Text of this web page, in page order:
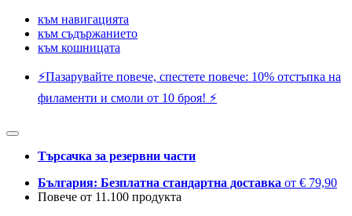
към навигацията
към съдържанието
към кошницата
⚡️Пазарувайте повече, спестете повече: 10% отстъпка на
филаменти и смоли от 10 броя! ⚡️
Търсачка за резервни части
България: Безплатна стандартна доставка от € 79,90
Повече от 11.100 продукта